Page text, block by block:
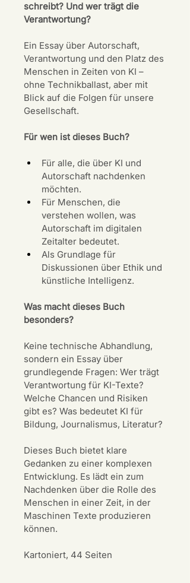
schreibt? Und wer trägt die
Verantwortung?
Ein Essay über Autorschaft,
Verantwortung und den Platz des
Menschen in Zeiten von KI –
ohne Technikballast, aber mit
Blick auf die Folgen für unsere
Gesellschaft.
Für wen ist dieses Buch?
Für alle, die über KI und
Autorschaft nachdenken
möchten.
Für Menschen, die
verstehen wollen, was
Autorschaft im digitalen
Zeitalter bedeutet.
Als Grundlage für
Diskussionen über Ethik und
künstliche Intelligenz.
Was macht dieses Buch
besonders?
Keine technische Abhandlung,
sondern ein Essay über
grundlegende Fragen: Wer trägt
Verantwortung für KI-Texte?
Welche Chancen und Risiken
gibt es? Was bedeutet KI für
Bildung, Journalismus, Literatur?
Dieses Buch bietet klare
Gedanken zu einer komplexen
Entwicklung. Es lädt ein zum
Nachdenken über die Rolle des
Menschen in einer Zeit, in der
Maschinen Texte produzieren
können.
Kartoniert, 44 Seiten